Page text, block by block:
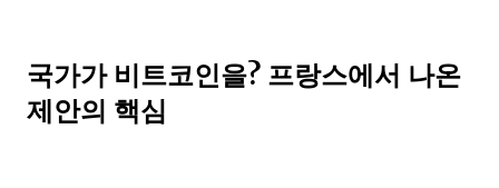
국가가 비트코인을? 프랑스에서 나온
제안의 핵심